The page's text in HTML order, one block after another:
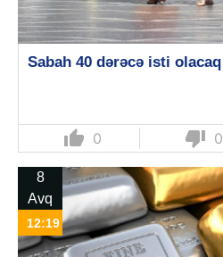
Sabah 40 dərəcə isti olacaq
thumb_up 0 thumb_down 0
8
Avq
12:19